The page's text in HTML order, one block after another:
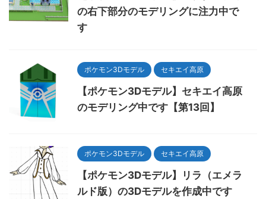
の右下部分のモデリングに注力中で
す
ポケモン3Dモデル セキエイ高原
【ポケモン3Dモデル】セキエイ高原
のモデリング中です【第13回】
ポケモン3Dモデル セキエイ高原
【ポケモン3Dモデル】リラ（エメラ
ルド版）の3Dモデルを作成中です